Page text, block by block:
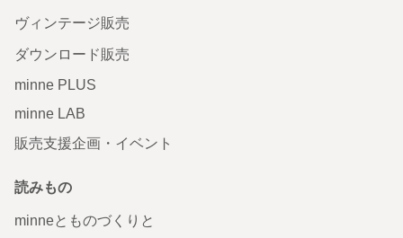
ヴィンテージ販売
ダウンロード販売
minne PLUS
minne LAB
販売支援企画・イベント
読みもの
minneとものづくりと